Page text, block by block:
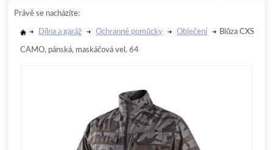
Právě se nacházíte:
Dílna a garáž Ochranné pomůcky Oblečení Blůza CXS
CAMO, pánská, maskáčová vel. 64